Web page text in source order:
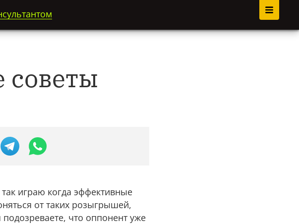
советы
играю когда эффективные
от таких розыгрышей,
что оппонент уже